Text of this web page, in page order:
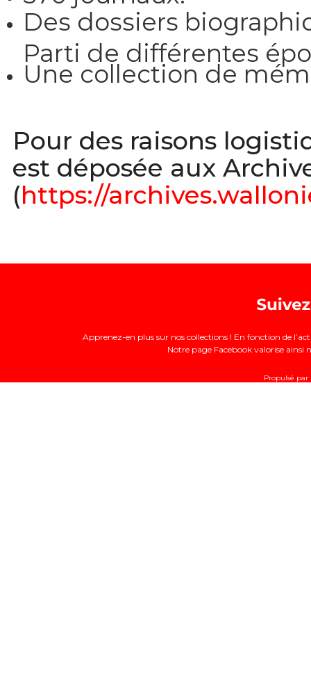
Des dossiers
Parti de différentes
Une collection de
Pour des raisons
est déposée aux
(https://
Apprenez-en plus sur nos collections ! En fonction de
Notre page Facebook valorise ainsi
Propulsé par